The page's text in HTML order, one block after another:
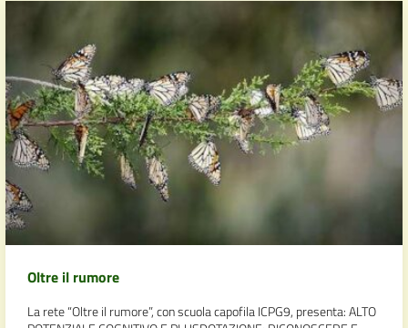
Oltre il rumore
La rete “Oltre il rumore”, con scuola capofila ICPG9, presenta: ALTO